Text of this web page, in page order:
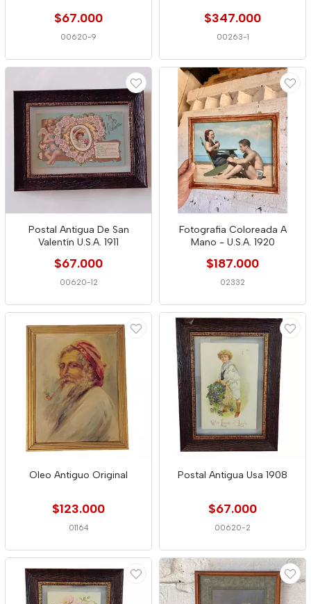
$67.000
00620-9
$347.000
00263-1
Postal Antigua De San
Valentín U.S.A. 1911
$67.000
00620-12
Fotografia Coloreada A
Mano - U.S.A. 1920
$187.000
02332
Oleo Antiguo Original
$123.000
01164
Postal Antigua Usa 1908
$67.000
00620-2